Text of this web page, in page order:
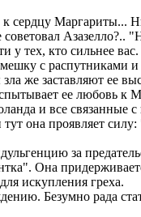
сердцу Маргариты...
тех, кто сильнее
с распутниками
же заставляют ее
ее любовь к
и все
она проявляет
за
Она
искупления греха.
Безумно рада